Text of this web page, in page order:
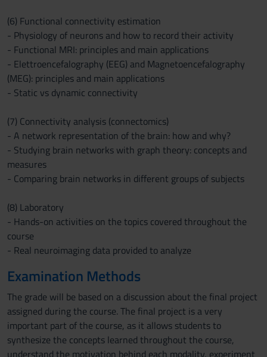
(6) Functional connectivity estimation
- Physiology of neurons and how to record their activity
- Functional MRI: principles and main applications
- Elettroencefalography (EEG) and Magnetoencefalography
(MEG): principles and main applications
- Static vs dynamic connectivity
(7) Connectivity analysis (connectomics)
- A network representation of the brain: how and why?
- Studying brain networks with graph theory: concepts and
measures
- Comparing brain networks in different groups of subjects
(8) Laboratory
- Hands-on activities on the topics covered throughout the
course
- Real neuroimaging data provided to analyze
Examination Methods
The grade will be based on a discussion about the final project
assigned during the course. The final project is a very
important part of the course, as it allows students to
synthesize the concepts learned throughout the course,
understand the motivation behind each modality, experiment